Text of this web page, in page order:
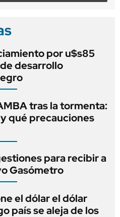
por u$s85
desarrollo
tras la tormenta:
qué precauciones
para recibir a
Gasómetro
el dólar el dólar
país se aleja de los